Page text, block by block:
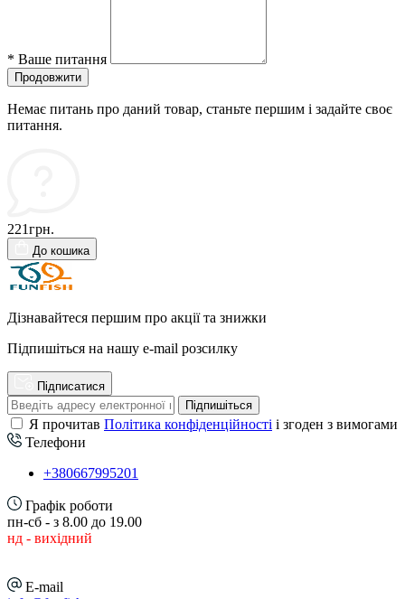
* Ваше питання
Продовжити
Немає питань про даний товар, станьте першим і задайте своє
питання.
221грн.
До кошика
Дізнавайтеся першим про акції та знижки
Підпишіться на нашу e-mail розсилку
Підписатися
Підпишіться
Я прочитав Політика конфіденційності і згоден з вимогами
Телефони
+380667995201
Графік роботи
пн-сб - з 8.00 до 19.00
нд - вихідний
E-mail